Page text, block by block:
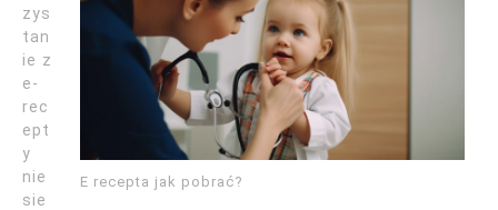
E recepta jak pobrać?
zys
tan
ie z
e-
rec
ept
y
nie
sie